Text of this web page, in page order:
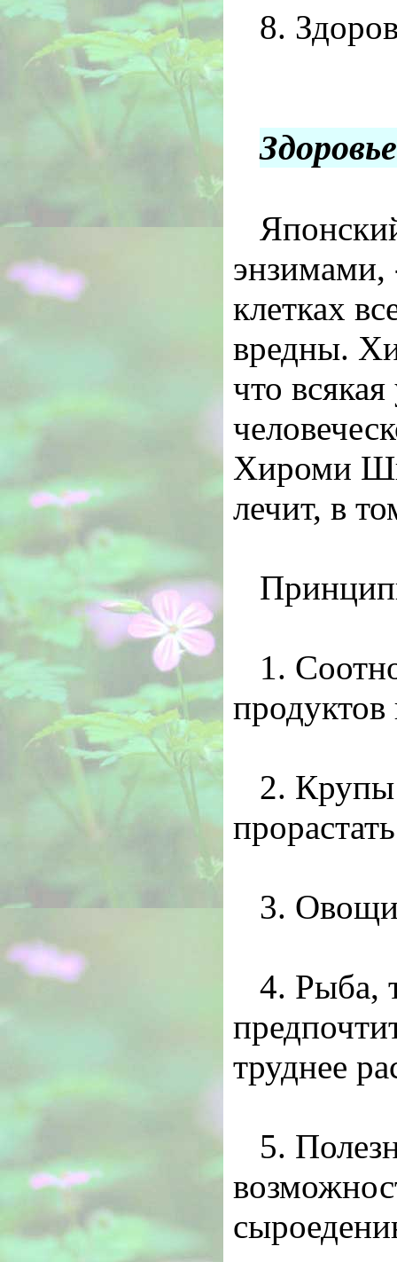
8.
энзимами,
клетках
вредны.
что
Хироми
лечит, в
1.
2. Крупы
3.
4. Рыба,
труднее
5.